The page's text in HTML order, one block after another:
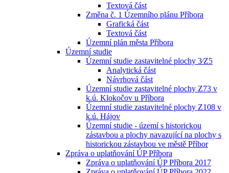
Textová část
Změna č. 1 Územního plánu Příbora
Grafická část
Textová část
Územní plán města Příbora
Územní studie
Územní studie zastavitelné plochy 3⁄Z5
Analytická část
Návrhová část
Územní studie zastavitelné plochy Z73 v
k.ú. Klokočov u Příbora
Územní studie zastavitelné plochy Z108 v
k.ú. Hájov
Územní studie - území s historickou
zástavbou a plochy navazující na plochy s
historickou zástavbou ve městě Příbor
Zpráva o uplatňování ÚP Příbora
Zpráva o uplatňování ÚP Příbora 2017